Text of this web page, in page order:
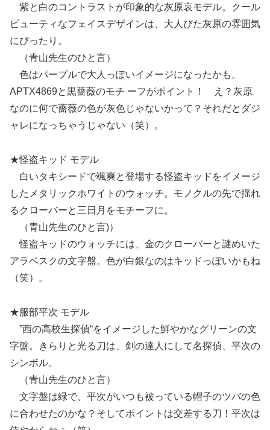
紫と白のコントラストが印象的な灰原哀モデル。クール
ビューティなフェイスデザインは、大人びた灰原の雰囲気
にぴったり。
（青山先生のひと言）
色はパープルで大人っぽいイメージになったかも。
APTX4869と黒薔薇のモチ ーフがポイント！ え？灰原
なのに何で薔薇の色が灰色じゃないかって？それだとダジ
ャレになっちゃうじゃない（笑）。
★怪盗キッド モデル
白いタキシードで颯爽と登場する怪盗キッドをイメージ
したメタリックホワイトのウォッチ。モノクルの先で揺れ
るクローバーと三日月をモチーフに。
（青山先生のひと言)）
怪盗キッドのウォッチには、金のクローバーと謎めいた
アラベスクの文字盤。色が白銀なのはキッドっぽいかもね
（笑）。
★服部平次 モデル
”西の高校生探偵“をイメージした鮮やかなグリーンの文
字盤。きらりと光る刀は、剣の達人にして名探偵、平次の
シンボル。
（青山先生のひと言）
文字盤は緑で、平次がいつも被っている帽子のツバの色
に合わせたのかな？そしてポイントは交差する刀！平次は